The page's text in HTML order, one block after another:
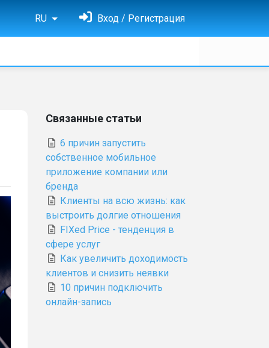
RU Вход / Регистрация
Связанные статьи
6 причин запустить
собственное мобильное
приложение компании или
бренда
Клиенты на всю жизнь: как
выстроить долгие отношения
FIXed Price - тенденция в
сфере услуг
Как увеличить доходимость
клиентов и снизить неявки
10 причин подключить
онлайн-запись